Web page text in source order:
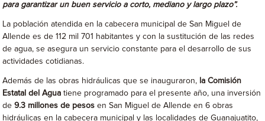
para garantizar un buen servicio a corto, mediano y largo plazo”.
La población atendida en la cabecera municipal de San Miguel de
Allende es de 112 mil 701 habitantes y con la sustitución de las redes
de agua, se asegura un servicio constante para el desarrollo de sus
actividades cotidianas.
Además de las obras hidráulicas que se inauguraron, la Comisión
Estatal del Agua tiene programado para el presente año, una inversión
de9.3 millones de pesos en San Miguel de Allende en 6 obras
hidráulicas en la cabecera municipal y las localidades de Guanajuatito,